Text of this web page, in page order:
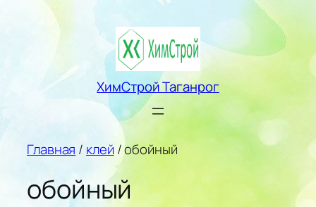
Перейти
ХимСтрой Таганрог
Главная / клей / обойный
обойный